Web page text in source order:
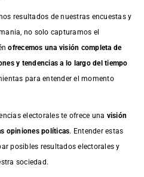
resultados de nuestras encuestasy
no solo capturamos el
ofrecemos una visión completa de
y tendencias a lo largo del tiempo
para entender el momento
electorales te ofrece una visión
opiniones políticas. Entender estas
posibles resultados electorales y
sociedad.